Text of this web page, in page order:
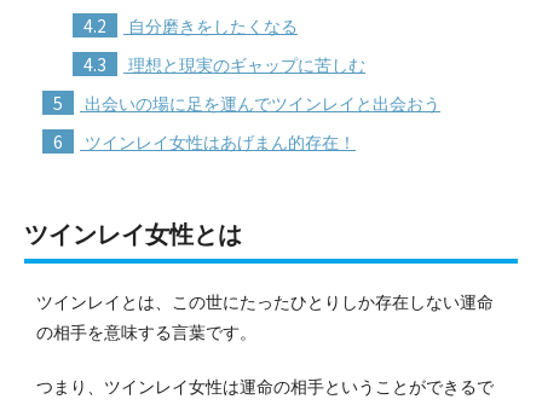
4.2 自分磨きをしたくなる
4.3 理想と現実のギャップに苦しむ
5 出会いの場に足を運んでツインレイと出会おう
6 ツインレイ女性はあげまん的存在！
ツインレイ女性とは
ツインレイとは、この世にたったひとりしか存在しない運命
の相手を意味する言葉です。
つまり、ツインレイ女性は運命の相手ということができるで